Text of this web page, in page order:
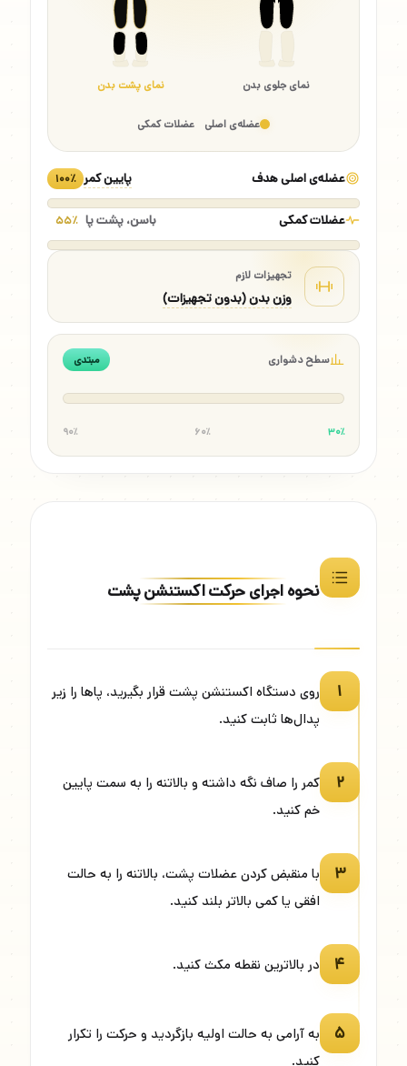
نمای جلوی بدن نمای پشت بدن
عضله‌ی اصلی عضلات کمکی
عضله‌ی اصلی هدف پایین کمر ۱۰۰٪
عضلات کمکی باسن، پشت پا ۵۵٪
تجهیزات لازم
وزن بدن (بدون تجهیزات)
سطح دشواری مبتدی
۳۰٪ ۶۰٪ ۹۰٪
نحوه اجرای حرکت اکستنشن پشت
۱
روی دستگاه اکستنشن پشت قرار بگیرید، پاها را زیر
پدال‌ها ثابت کنید.
۲
کمر را صاف نگه داشته و بالاتنه را به سمت پایین
خم کنید.
۳
با منقبض کردن عضلات پشت، بالاتنه را به حالت
افقی یا کمی بالاتر بلند کنید.
۴ در بالاترین نقطه مکث کنید.
۵
به آرامی به حالت اولیه بازگردید و حرکت را تکرار
کنید.